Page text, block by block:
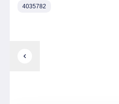
chevron_left
4035782